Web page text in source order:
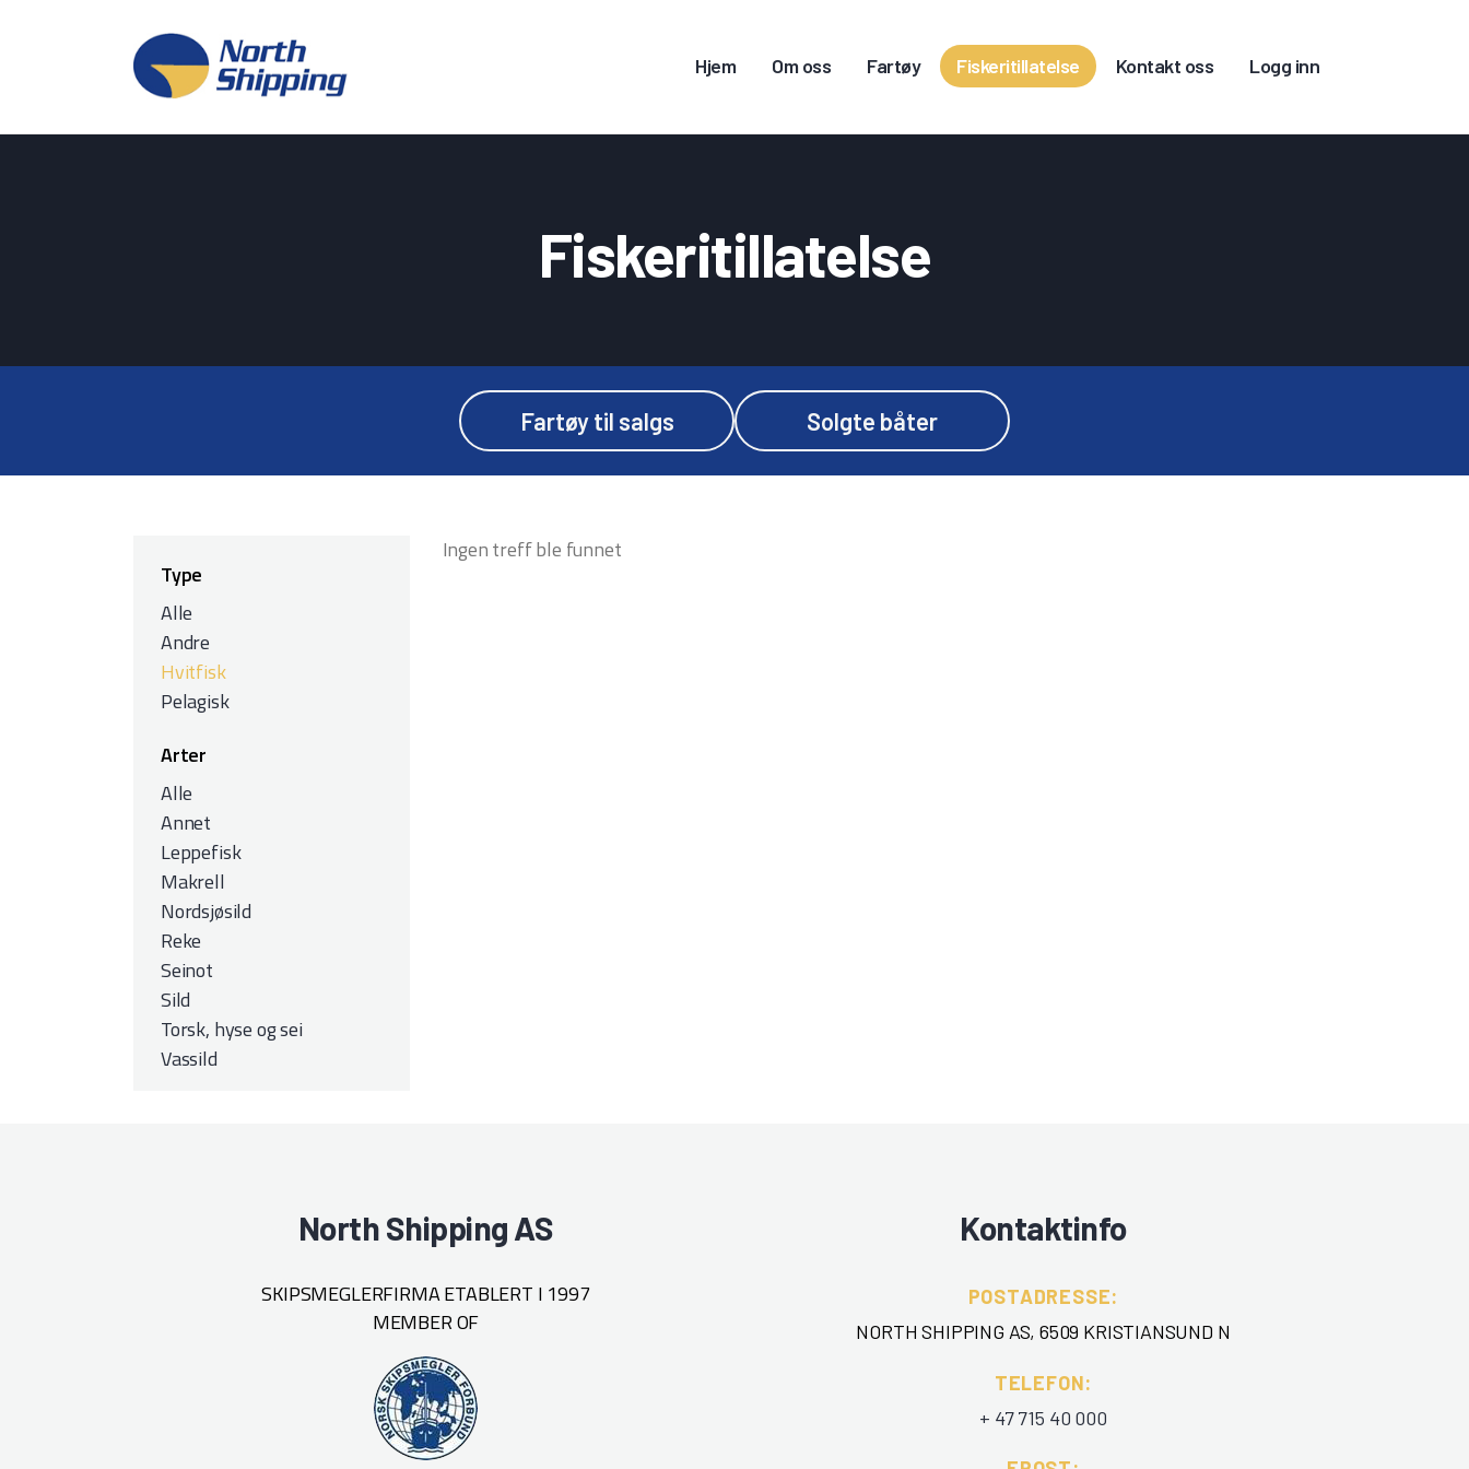
Hjem Om oss Fartøy Fiskeritillatelse Kontakt oss Logg inn
Fiskeritillatelse
Fartøy til salgs Solgte båter
KONTAKT OSS
Type
Alle
Andre
Hvitfisk
Pelagisk
Arter
Alle
Annet
Leppefisk
Makrell
Nordsjøsild
Reke
Seinot
Sild
Torsk, hyse og sei
Vassild
Ingen treff ble funnet
North Shipping AS
SKIPSMEGLERFIRMA ETABLERT I 1997
MEMBER OF
Kontaktinfo
POSTADRESSE:
NORTH SHIPPING AS, 6509 KRISTIANSUND N
TELEFON:
+ 47 715 40 000